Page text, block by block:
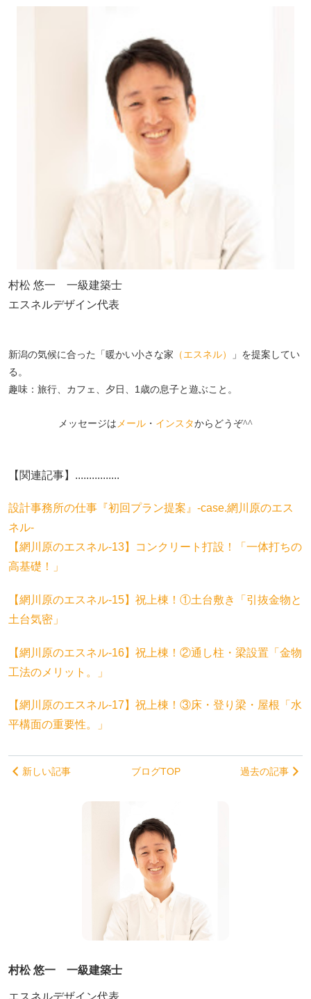
村松 悠一 一級建築士
エスネルデザイン代表
新潟の気候に合った「暖かい小さな家 （エスネル）
」を提案してい
る。
趣味：旅行、カフェ、夕日、1歳の息子と遊ぶこと。
メッセージは メール ・ インスタからどうぞ^^
【関連記事】................
設計事務所の仕事『初回プラン提案』‐case.網川原のエス
ネル‐
【網川原のエスネル‐13】コンクリート打設！「一体打ちの
高基礎！」
【網川原のエスネル‐15】祝上棟！①土台敷き「引抜金物と
土台気密」
【網川原のエスネル‐16】祝上棟！②通し柱・梁設置「金物
工法のメリット。」
【網川原のエスネル‐17】祝上棟！③床・登り梁・屋根「水
平構面の重要性。」
新しい記事 ブログTOP 過去の記事
村松 悠一 一級建築士